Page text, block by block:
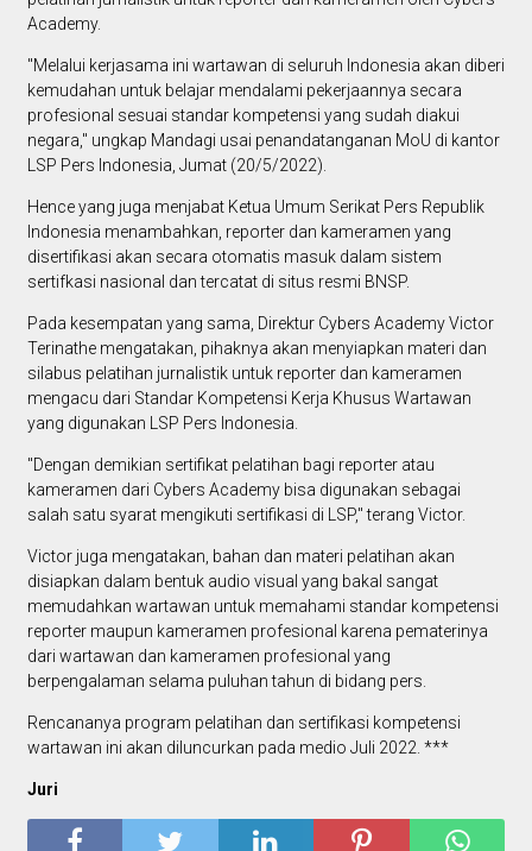
Academy.
"Melalui kerjasama ini wartawan di seluruh Indonesia akan diberi
kemudahan untuk belajar mendalami pekerjaannya secara
profesional sesuai standar kompetensi yang sudah diakui
negara," ungkap Mandagi usai penandatanganan MoU di kantor
LSP Pers Indonesia, Jumat (20/5/2022).
Hence yang juga menjabat Ketua Umum Serikat Pers Republik
Indonesia menambahkan, reporter dan kameramen yang
disertifikasi akan secara otomatis masuk dalam sistem
sertifkasi nasional dan tercatat di situs resmi BNSP.
Pada kesempatan yang sama, Direktur Cybers Academy Victor
Terinathe mengatakan, pihaknya akan menyiapkan materi dan
silabus pelatihan jurnalistik untuk reporter dan kameramen
mengacu dari Standar Kompetensi Kerja Khusus Wartawan
yang digunakan LSP Pers Indonesia.
"Dengan demikian sertifikat pelatihan bagi reporter atau
kameramen dari Cybers Academy bisa digunakan sebagai
salah satu syarat mengikuti sertifikasi di LSP," terang Victor.
Victor juga mengatakan, bahan dan materi pelatihan akan
disiapkan dalam bentuk audio visual yang bakal sangat
memudahkan wartawan untuk memahami standar kompetensi
reporter maupun kameramen profesional karena pematerinya
dari wartawan dan kameramen profesional yang
berpengalaman selama puluhan tahun di bidang pers.
Rencananya program pelatihan dan sertifikasi kompetensi
wartawan ini akan diluncurkan pada medio Juli 2022. ***
Juri